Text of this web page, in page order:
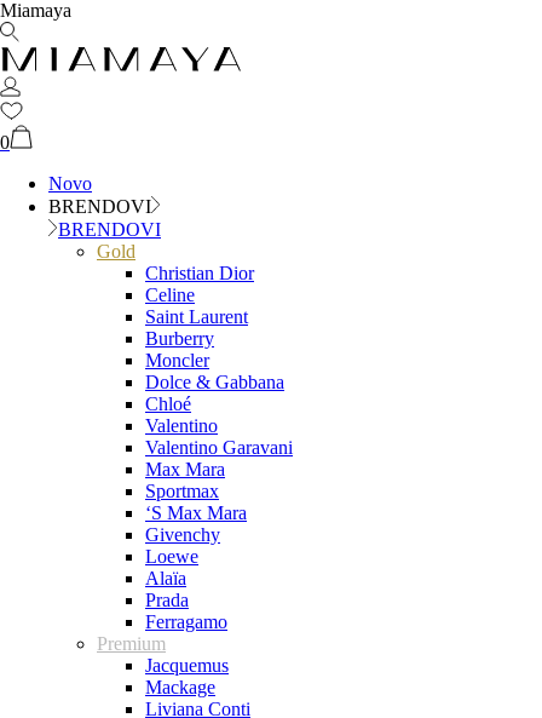
Miamaya
0
Novo
BRENDOVI
BRENDOVI
Gold
Christian Dior
Celine
Saint Laurent
Burberry
Moncler
Dolce & Gabbana
Chloé
Valentino
Valentino Garavani
Max Mara
Sportmax
‘S Max Mara
Givenchy
Loewe
Alaïa
Prada
Ferragamo
Premium
Jacquemus
Mackage
Liviana Conti